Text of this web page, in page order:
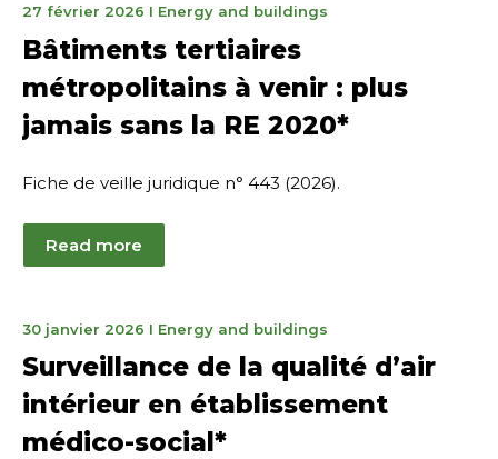
27 février 2026 31
2026
I Energy and buildings
Bâtiments tertiaires
métropolitains à venir : plus
jamais sans la RE 2020*
Fiche de veille juridique n° 443 (2026).
Read more
30 janvier 2026 2
2026
I Energy and buildings
Surveillance de la qualité d’air
intérieur en établissement
médico-social*